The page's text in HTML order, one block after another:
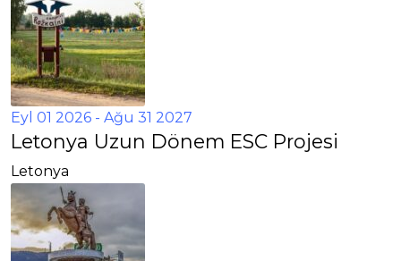
Eyl 01 2026 - Ağu 31 2027
Letonya Uzun Dönem ESC Projesi
Letonya